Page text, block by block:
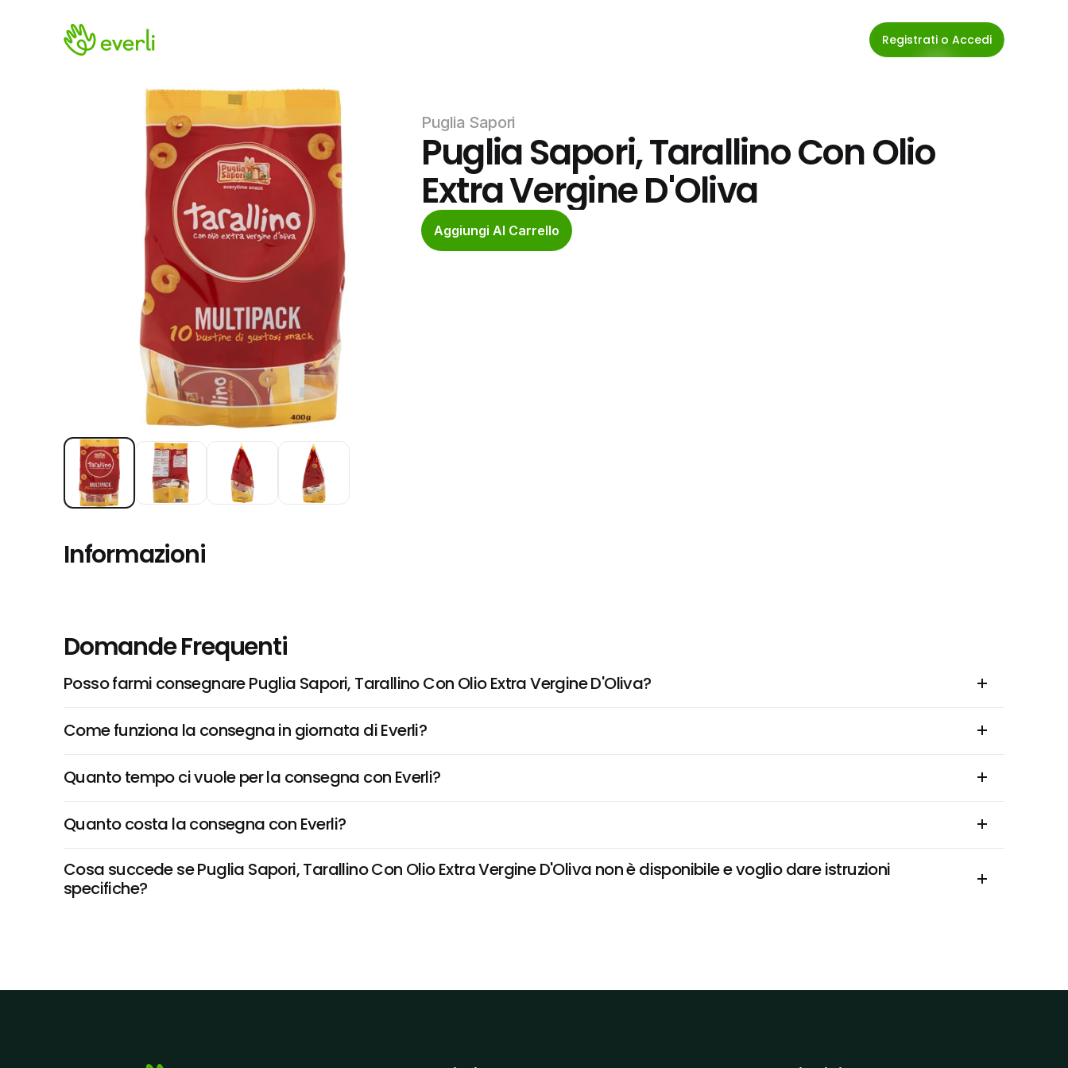
Registrati o Accedi
Puglia Sapori
Puglia Sapori, Tarallino Con Olio
Extra Vergine D'Oliva
Aggiungi Al Carrello
Informazioni
Domande Frequenti
Posso farmi consegnare Puglia Sapori, Tarallino Con Olio Extra Vergine D'Oliva?
Come funziona la consegna in giornata di Everli?
Quanto tempo ci vuole per la consegna con Everli?
Quanto costa la consegna con Everli?
Cosa succede se Puglia Sapori, Tarallino Con Olio Extra Vergine D'Oliva non è disponibile e voglio dare istruzioni
specifiche?